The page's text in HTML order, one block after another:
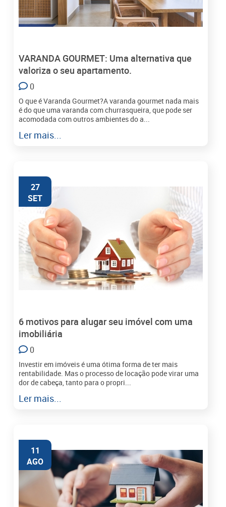
VARANDA GOURMET: Uma alternativa que
valoriza o seu apartamento.
0
O que é Varanda Gourmet?A varanda gourmet nada mais
é do que uma varanda com churrasqueira, que pode ser
acomodada com outros ambientes do a...
Ler mais...
27
SET
6 motivos para alugar seu imóvel com uma
imobiliária
0
Investir em imóveis é uma ótima forma de ter mais
rentabilidade. Mas o processo de locação pode virar uma
dor de cabeça, tanto para o propri...
Ler mais...
11
AGO